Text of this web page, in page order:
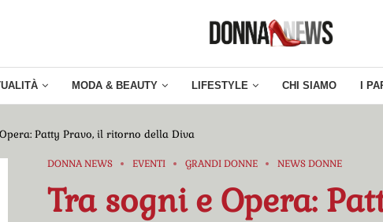
MODA & BEAUTY LIFESTYLE CHI SIAMO I
Patty Pravo, il ritorno della Diva
DONNA NEWS EVENTI GRANDI DONNE NEWS DONNE
Tra sogni e Opera: